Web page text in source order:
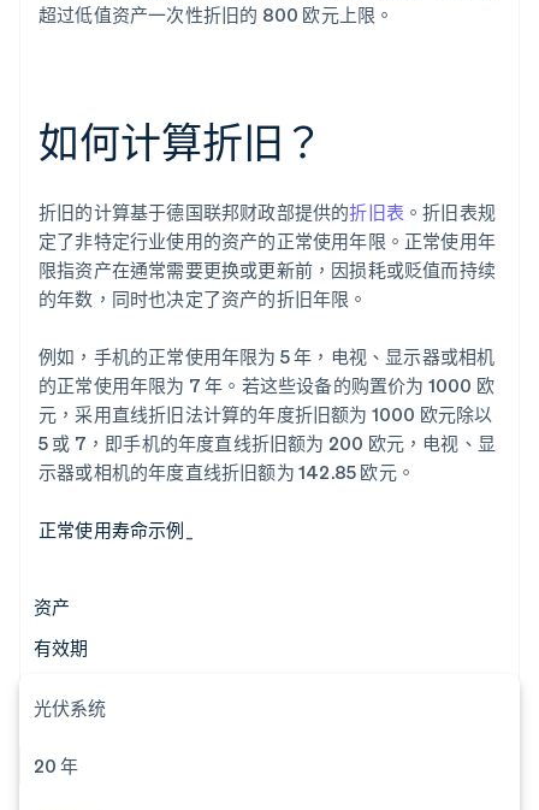
超过低值资产一次性折旧的 800 欧元上限。
如何计算折旧？
折旧的计算基于德国联邦财政部提供的折旧表 。折旧表规
定了非特定行业使用的资产的正常使用年限。正常使用年
限指资产在通常需要更换或更新前，因损耗或贬值而持续
的年数，同时也决定了资产的折旧年限。
例如，手机的正常使用年限为 5 年，电视、显示器或相机
的正常使用年限为 7 年。若这些设备的购置价为 1000 欧
元，采用直线折旧法计算的年度折旧额为 1000 欧元除以
5 或 7，即手机的年度直线折旧额为 200 欧元，电视、显
示器或相机的年度直线折旧额为 142.85 欧元。
正常使用寿命示例
资产
有效期
光伏系统
20 年